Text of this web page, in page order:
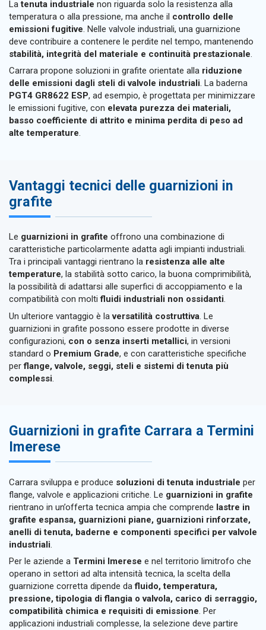
Latenuta industriale non riguarda solo la resistenza alla
temperatura o alla pressione, ma anche il controllo delle
emissioni fugitive. Nelle valvole industriali, una guarnizione
deve contribuire a contenere le perdite nel tempo, mantenendo
stabilità, integrità del materiale e continuità prestazionale.
Carrara propone soluzioni in grafite orientate alla riduzione
delle emissioni dagli steli di valvole industriali. La baderna
PGT4 GR8622 ESP, ad esempio, è progettata per minimizzare
le emissioni fugitive, con elevata purezza dei materiali,
basso coefficiente di attrito e minima perdita di peso ad
alte temperature.
Vantaggi tecnici delle guarnizioni in
grafite
Le guarnizioni in grafite offrono una combinazione di
caratteristiche particolarmente adatta agli impianti industriali.
Tra i principali vantaggi rientrano la resistenza alle alte
temperature, la stabilità sotto carico, la buona comprimibilità,
la possibilità di adattarsi alle superfici di accoppiamento e la
compatibilità con moltifluidi industriali non ossidanti.
Un ulteriore vantaggio è laversatilità costruttiva. Le
guarnizioni in grafite possono essere prodotte in diverse
configurazioni, con o senza inserti metallici, in versioni
standard o Premium Grade, e con caratteristiche specifiche
perflange, valvole, seggi, steli e sistemi di tenuta più
complessi.
Guarnizioni in grafite Carrara a Termini
Imerese
Carrara sviluppa e produce soluzioni di tenuta industriale per
flange, valvole e applicazioni critiche. Le guarnizioni in grafite
rientrano in un’offerta tecnica ampia che comprende lastre in
grafite espansa, guarnizioni piane, guarnizioni rinforzate,
anelli di tenuta, baderne e componenti specifici per valvole
industriali
Per le aziende a Termini Imerese e nel territorio limitrofo che
operano in settori ad alta intensità tecnica, la scelta della
guarnizione corretta dipende dafluido, temperatura,
pressione, tipologia di flangia o valvola, carico di serraggio,
compatibilità chimica e requisiti di emissione. Per
applicazioni industriali complesse, la selezione deve partire